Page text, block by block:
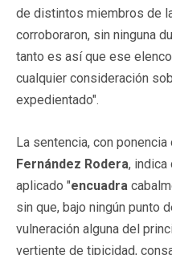
de distintos miembros de
corroboraron, sin ninguna
tanto es así que ese
cualquier consideración
expedientado".
La sentencia, con
Fernández Rodera, indica
aplicado "encuadra
sin que, bajo ningún punto
vulneración alguna del
vertiente de tipicidad,